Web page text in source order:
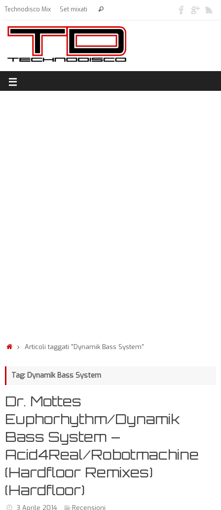
Technodisco Mix Set mixati
Articoli taggati "Dynamik Bass System"
Tag: Dynamik Bass System
Dr. Mottes
Euphorhythm/Dynamik
Bass System –
Acid4Real/Robotmachine
(Hardfloor Remixes)
(Hardfloor)
3 Aprile 2014
Recensioni